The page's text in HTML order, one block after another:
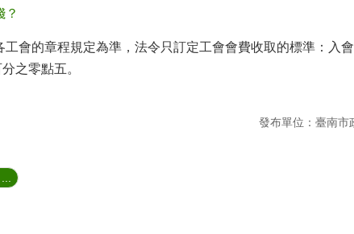
？
工會的章程規定為準，法令只訂定工會會費收取的標準：入
之零點五。
發布單位：臺南市